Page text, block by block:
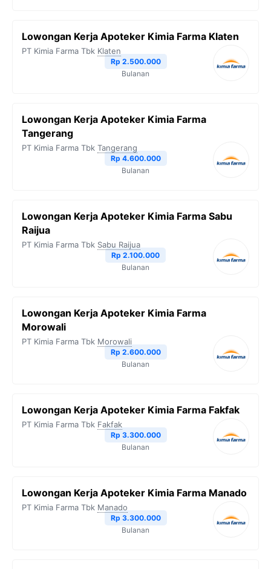
Lowongan Kerja Apoteker Kimia Farma Klaten
PT Kimia Farma Tbk Klaten
Rp 2.500.000
Bulanan
Lowongan Kerja Apoteker Kimia Farma
Tangerang
PT Kimia Farma Tbk Tangerang
Rp 4.600.000
Bulanan
Lowongan Kerja Apoteker Kimia Farma Sabu
Raijua
PT Kimia Farma Tbk Sabu Raijua
Rp 2.100.000
Bulanan
Lowongan Kerja Apoteker Kimia Farma
Morowali
PT Kimia Farma Tbk Morowali
Rp 2.600.000
Bulanan
Lowongan Kerja Apoteker Kimia Farma Fakfak
PT Kimia Farma Tbk Fakfak
Rp 3.300.000
Bulanan
Lowongan Kerja Apoteker Kimia Farma Manado
PT Kimia Farma Tbk Manado
Rp 3.300.000
Bulanan